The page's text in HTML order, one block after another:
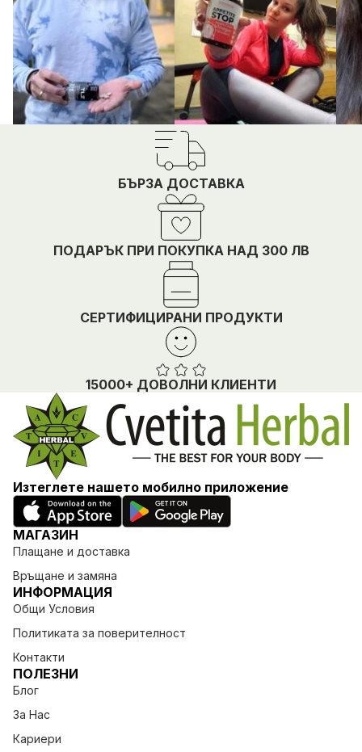
БЪРЗА ДОСТАВКА
ПОДАРЪК ПРИ ПОКУПКА НАД 300 ЛВ
СЕРТИФИЦИРАНИ ПРОДУКТИ
15000+ ДОВОЛНИ КЛИЕНТИ
Изтеглете нашето мобилно приложение
МАГАЗИН
Плащане и доставка
Връщане и замяна
ИНФОРМАЦИЯ
Общи Условия
Политиката за поверителност
Контакти
ПОЛЕЗНИ
Блог
За Нас
Кариери